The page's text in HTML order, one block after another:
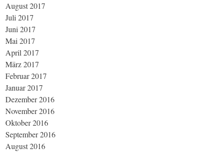
August 2017
Juli 2017
Juni 2017
Mai 2017
April 2017
März 2017
Februar 2017
Januar 2017
Dezember 2016
November 2016
Oktober 2016
September 2016
August 2016